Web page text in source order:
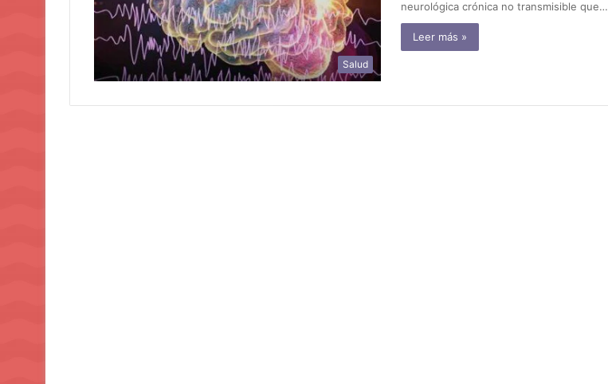
Salud
neurológica crónica no transmisible que…
Leer más »